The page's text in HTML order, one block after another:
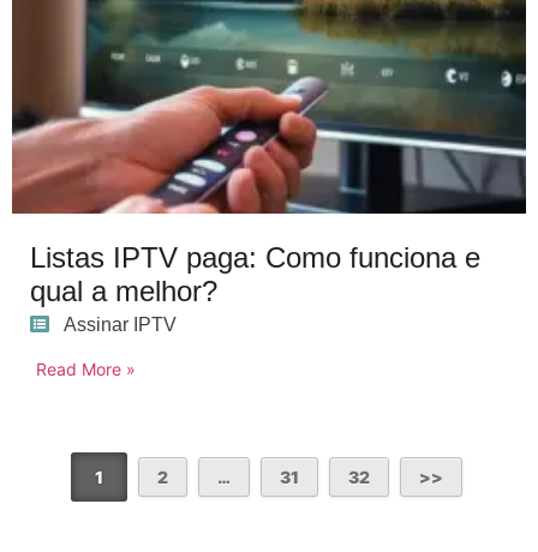
Listas IPTV paga: Como funciona e
qual a melhor?
Assinar IPTV
Read More »
1 2 … 31 32